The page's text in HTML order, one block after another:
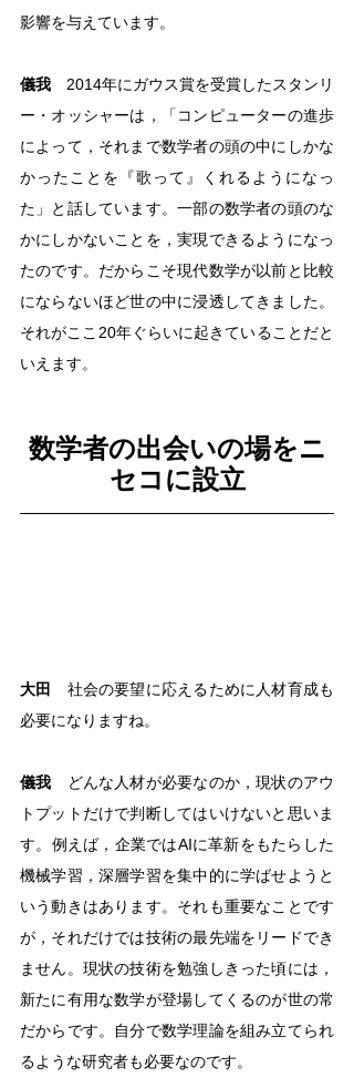
影響を与えています。
儀我 2014年にガウス賞を受賞したスタンリ
ー・オッシャーは，「コンピューターの進歩
によって，それまで数学者の頭の中にしかな
かったことを『歌って』くれるようになっ
た」と話しています。一部の数学者の頭のな
かにしかないことを，実現できるようになっ
たのです。だからこそ現代数学が以前と比較
にならないほど世の中に浸透してきました。
それがここ20年ぐらいに起きていることだと
いえます。
数学者の出会いの場をニ
セコに設立
大田
社会の要望に応えるために人材育成も
必要になりますね。
儀我 どんな人材が必要なのか，現状のアウ
トプットだけで判断してはいけないと思いま
す。例えば，企業ではAIに革新をもたらした
機械学習，深層学習を集中的に学ばせようと
いう動きはあります。それも重要なことです
が，それだけでは技術の最先端をリードでき
ません。現状の技術を勉強しきった頃には，
新たに有用な数学が登場してくるのが世の常
だからです。自分で数学理論を組み立てられ
るような研究者も必要なのです。